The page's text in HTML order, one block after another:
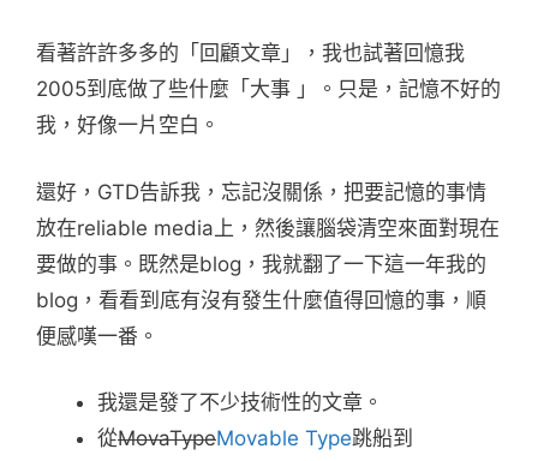
看著許許多多的「回顧文章」，我也試著回憶我
2005到底做了些什麼「大事 」。只是，記憶不好的
我，好像一片空白。
還好，GTD告訴我，忘記沒關係，把要記憶的事情
放在reliable media上，然後讓腦袋清空來面對現在
要做的事。既然是blog，我就翻了一下這一年我的
blog，看看到底有沒有發生什麼值得回憶的事，順
便感嘆一番。
我還是發了不少技術性的文章。
從MovaTypeMovable Type跳船到